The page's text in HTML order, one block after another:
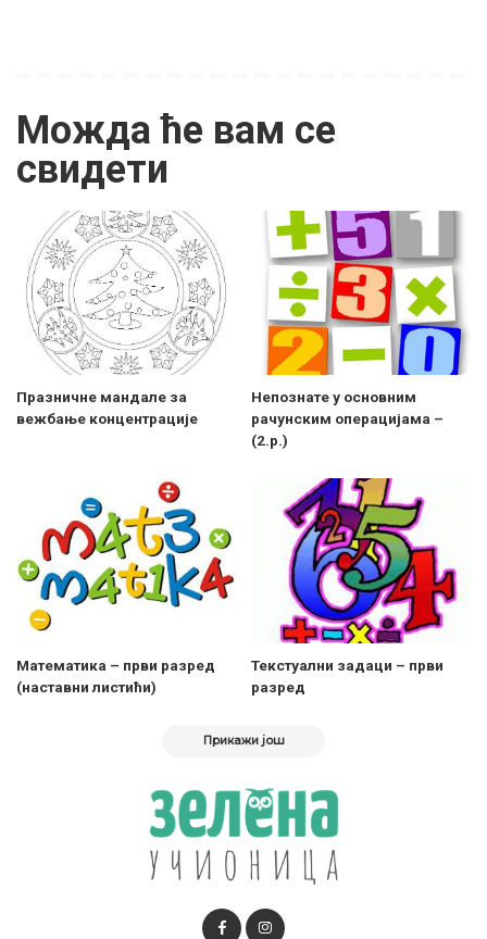
Можда ће вам се
свидети
Празничне мандале за
вежбање концентрације
Непознате у основним
рачунским операцијама –
(2.р.)
Математика – први разред
(наставни листићи)
Текстуални задаци – први
разред
Прикажи још